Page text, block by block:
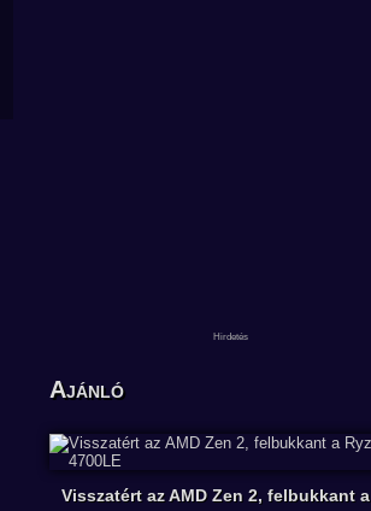
Ajánló
Visszatért az AMD Zen 2, felbukkant a